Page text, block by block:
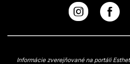
Informácie zverejňované na portáli